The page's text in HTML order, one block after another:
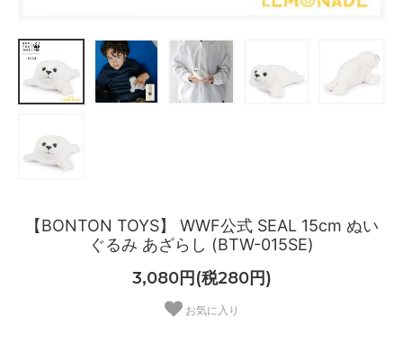
【BONTON TOYS】 WWF公式 SEAL 15cm ぬい
ぐるみ あざらし (BTW-015SE)
3,080円(税280円)
お気に入り